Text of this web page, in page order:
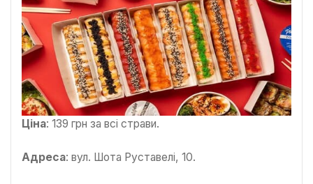
Ціна: 139 грн за всі страви.
Адреса: вул. Шота Руставелі, 10.